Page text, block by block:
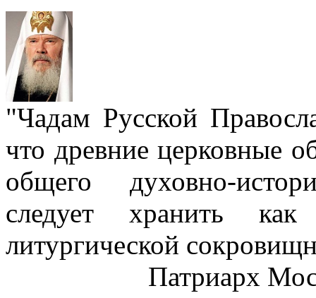
"Чадам Русской
что древние церковные
общего духовно-
следует хранить
литургической
Патриарх